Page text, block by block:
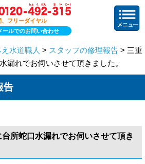
、フリーダイヤル
ールでのお問い合わせ
水道職人 > スタッフの修理報告 > 三重
漏れでお伺いさせて頂きました。
告
所蛇口水漏れでお伺いさせて頂き